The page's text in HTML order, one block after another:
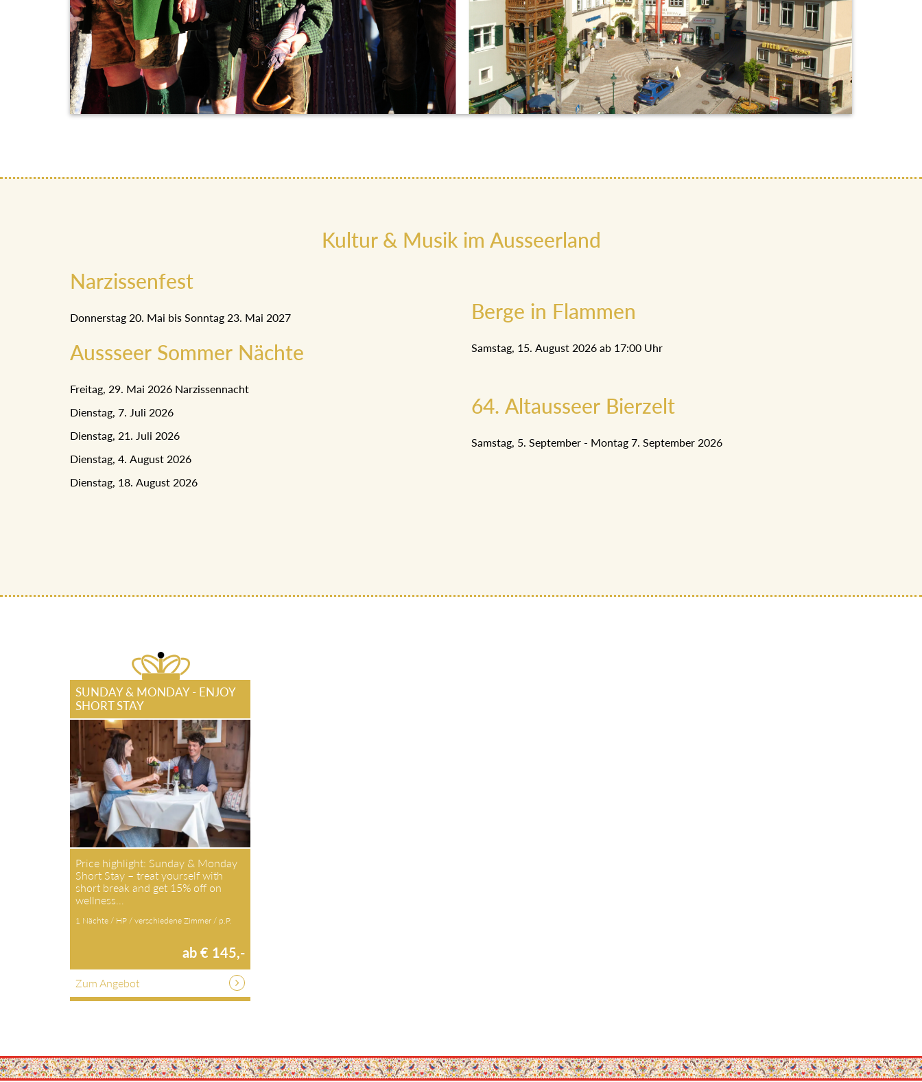
Kultur & Musik im Ausseerland
Narzissenfest
Donnerstag 20. Mai bis Sonntag 23. Mai 2027
Aussseer Sommer Nächte
Freitag, 29. Mai 2026 Narzissennacht
Dienstag, 7. Juli 2026
Dienstag, 21. Juli 2026
Dienstag, 4. August 2026
Dienstag, 18. August 2026
Berge in Flammen
Samstag, 15. August 2026 ab 17:00 Uhr
64. Altausseer Bierzelt
Samstag, 5. September - Montag 7. September 2026
SUNDAY & MONDAY - ENJOY
SHORT STAY
Price highlight: Sunday & Monday
Short Stay – treat yourself with
short break and get 15% off on
wellness…
1 Nächte / HP / verschiedene Zimmer / p.P.
ab € 145,-
Zum Angebot